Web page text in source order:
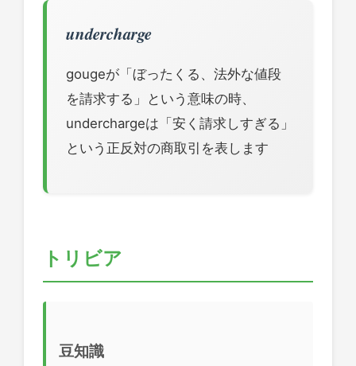
undercharge
gougeが「ぼったくる、法外な値段
を請求する」という意味の時、
underchargeは「安く請求しすぎる」
という正反対の商取引を表します
トリビア
豆知識